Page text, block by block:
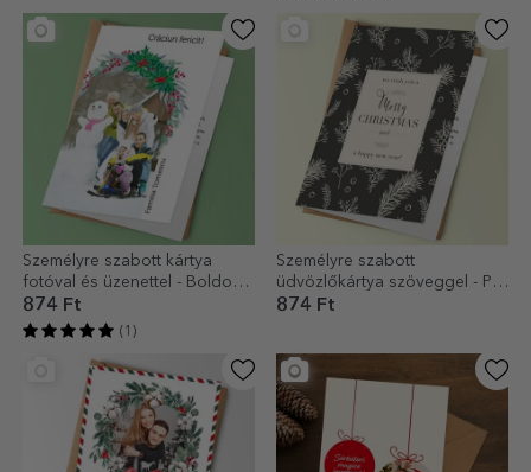
Személyre szabott kártya
fotóval és üzenettel - Boldog
karácsonyt!
874 Ft
(1)
Személyre szabott
üdvözlőkártya szöveggel - Pin
modell
874 Ft